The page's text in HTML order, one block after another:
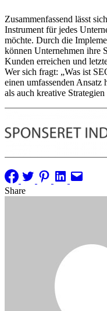
Zusammenfassend lässt
Instrument für jedes
möchte. Durch die
können Unternehmen ihre
Kunden erreichen und
Wer sich fragt: „Was ist
einen umfassenden Ansatz
als auch kreative
Share